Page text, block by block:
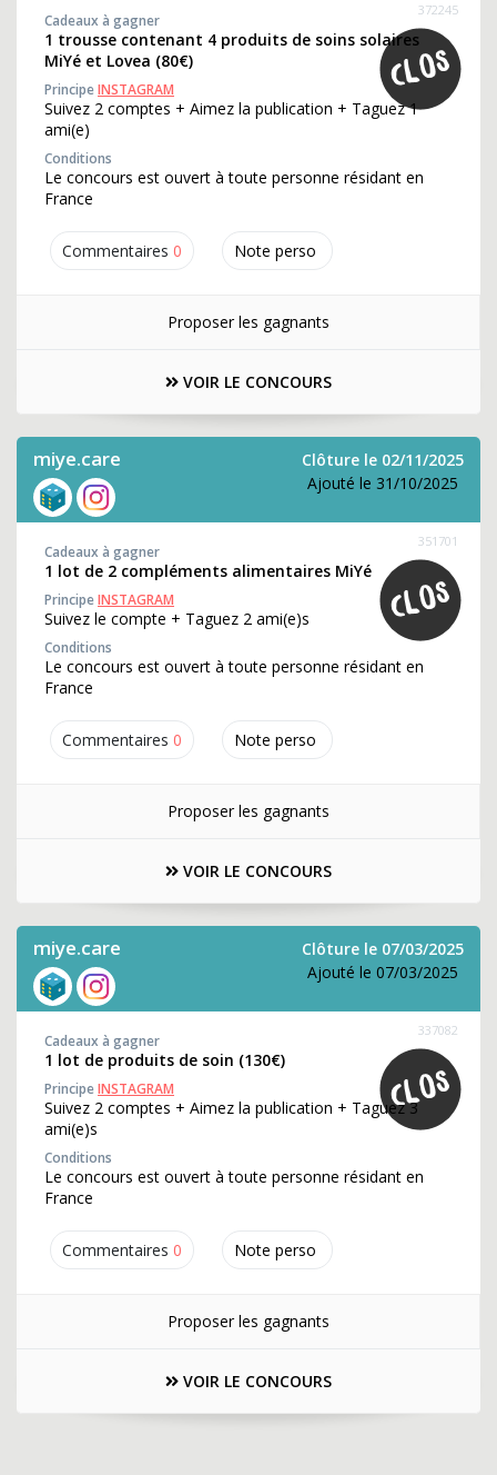
Commentaires 0 Note perso
372245
Cadeaux à gagner
1 trousse contenant 4 produits de soins solaires
MiYé et Lovea (80€)
PrincipeINSTAGRAM
Suivez 2 comptes + Aimez la publication + Taguez 1
ami(e)
Conditions
Le concours est ouvert à toute personne résidant en
France
Proposer les gagnants
VOIR LE CONCOURS
miye.care
Clôture le 02/11/2025
Ajouté le 31/10/2025
Commentaires 0 Note perso
351701
Cadeaux à gagner
1 lot de 2 compléments alimentaires MiYé
PrincipeINSTAGRAM
Suivez le compte + Taguez 2 ami(e)s
Conditions
Le concours est ouvert à toute personne résidant en
France
Proposer les gagnants
VOIR LE CONCOURS
miye.care
Clôture le 07/03/2025
Ajouté le 07/03/2025
Commentaires 0 Note perso
337082
Cadeaux à gagner
1 lot de produits de soin (130€)
PrincipeINSTAGRAM
Suivez 2 comptes + Aimez la publication + Taguez 3
ami(e)s
Conditions
Le concours est ouvert à toute personne résidant en
France
Proposer les gagnants
VOIR LE CONCOURS